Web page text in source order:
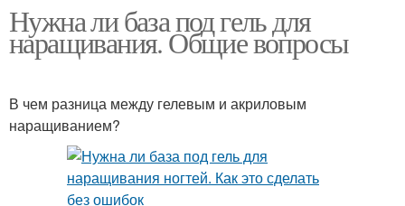
Нужна ли база под гель для
наращивания. Общие вопросы
В чем разница между гелевым и акриловым
наращиванием?